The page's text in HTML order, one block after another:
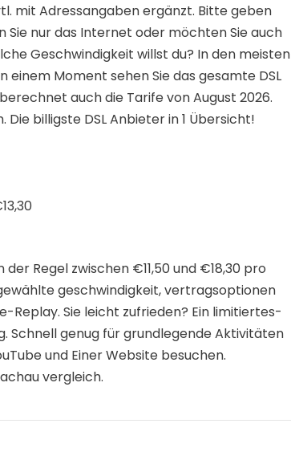
mit Adressangaben ergänzt. Bitte geben
Sie nur das Internet oder möchten Sie auch
Geschwindigkeit willst du? In den meisten
einem Moment sehen Sie das gesamte DSL
auch die Tarife von August 2026.
billigste DSL Anbieter in 1 Übersicht!
Regel zwischen €11,50 und €18,30 pro
geschwindigkeit, vertragsoptionen
Sie leicht zufrieden? Ein limitiertes-
Schnell genug für grundlegende Aktivitäten
und Einer Website besuchen.
vergleich.